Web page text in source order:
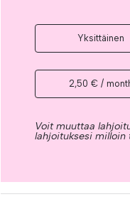
Yksittäinen
2,50 € /
Voit muuttaa
lahjoituksesi milloin